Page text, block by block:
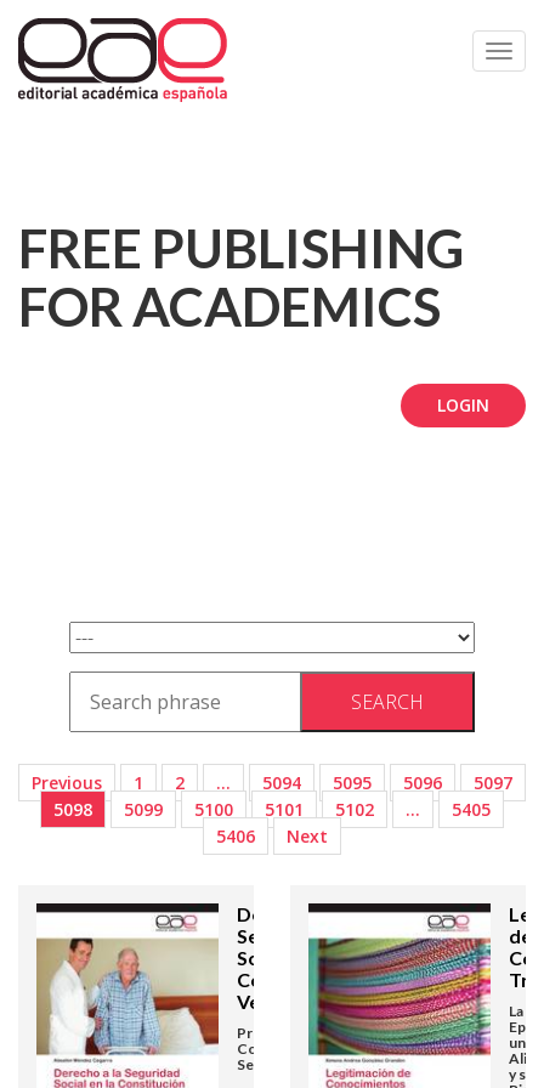
FREE PUBLISHING
FOR ACADEMICS
LOGIN
Previous 1 2 … 5094 5095 5096
5097
5098
5099 5100 5101 5102 …
5405
5406
Next
Derecho a la
Seguridad
Social en la
Constitución
Venezolana
Proceso
Constituyente y
Seguridad Social
de
La
una
y su